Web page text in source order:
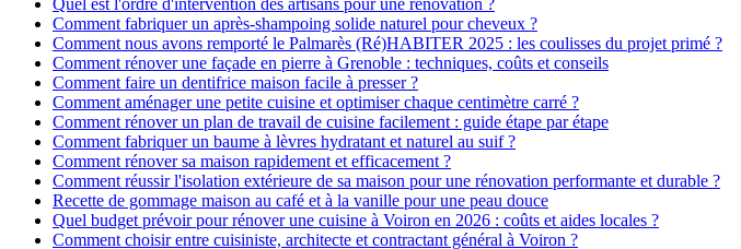
Comment fabriquer un après-shampoing solide naturel pour cheveux ?
Comment nous avons remporté le Palmarès (Ré)HABITER 2025 : les coulisses du projet primé ?
Comment rénover une façade en pierre à Grenoble : techniques, coûts et conseils
Comment faire un dentifrice maison facile à presser ?
Comment aménager une petite cuisine et optimiser chaque centimètre carré ?
Comment rénover un plan de travail de cuisine facilement : guide étape par étape
Comment fabriquer un baume à lèvres hydratant et naturel au suif ?
Comment rénover sa maison rapidement et efficacement ?
Comment réussir l'isolation extérieure de sa maison pour une rénovation performante et durable ?
Recette de gommage maison au café et à la vanille pour une peau douce
Quel budget prévoir pour rénover une cuisine à Voiron en 2026 : coûts et aides locales ?
Comment choisir entre cuisiniste, architecte et contractant général à Voiron ?